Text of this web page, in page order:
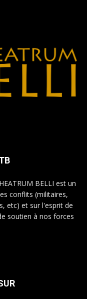
BELLI est un
conflits (militaires,
etc) et sur l'esprit de
soutien à nos forces